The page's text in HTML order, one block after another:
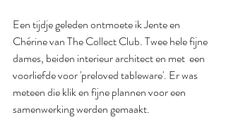
Een tijdje geleden ontmoete ik Jente en
Chérine van The Collect Club. Twee hele fijne
dames, beiden interieur architect en met  een
voorliefde voor 'preloved tableware'. Er was
meteen die klik en fijne plannen voor een
samenwerking werden gemaakt.